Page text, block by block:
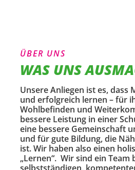
ÜBER UNS
WAS UNS
Unsere Anliegen ist es, dass
und erfolgreich lernen – für
Wohlbefinden und
bessere Leistung in einer
eine bessere Gemeinschaft
und für gute Bildung, die
ist. Wir haben also einen
„Lernen“. Wir sind ein Team